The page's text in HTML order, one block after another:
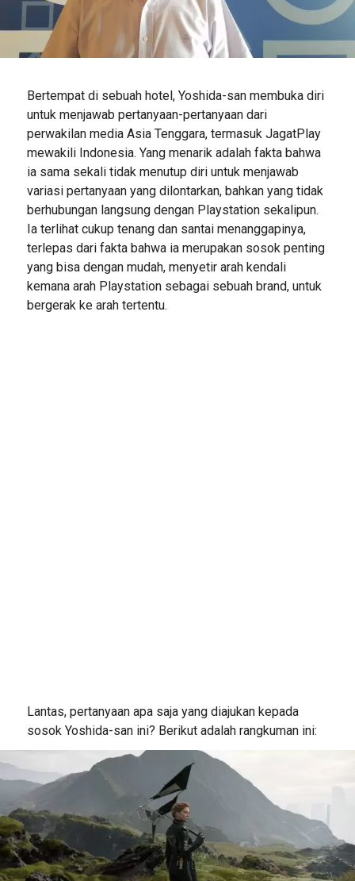
Bertempat di sebuah hotel, Yoshida-san membuka diri
untuk menjawab pertanyaan-pertanyaan dari
perwakilan media Asia Tenggara, termasuk JagatPlay
mewakili Indonesia. Yang menarik adalah fakta bahwa
ia sama sekali tidak menutup diri untuk menjawab
variasi pertanyaan yang dilontarkan, bahkan yang tidak
berhubungan langsung dengan Playstation sekalipun.
Ia terlihat cukup tenang dan santai menanggapinya,
terlepas dari fakta bahwa ia merupakan sosok penting
yang bisa dengan mudah, menyetir arah kendali
kemana arah Playstation sebagai sebuah brand, untuk
bergerak ke arah tertentu.
Lantas, pertanyaan apa saja yang diajukan kepada
sosok Yoshida-san ini? Berikut adalah rangkuman ini: